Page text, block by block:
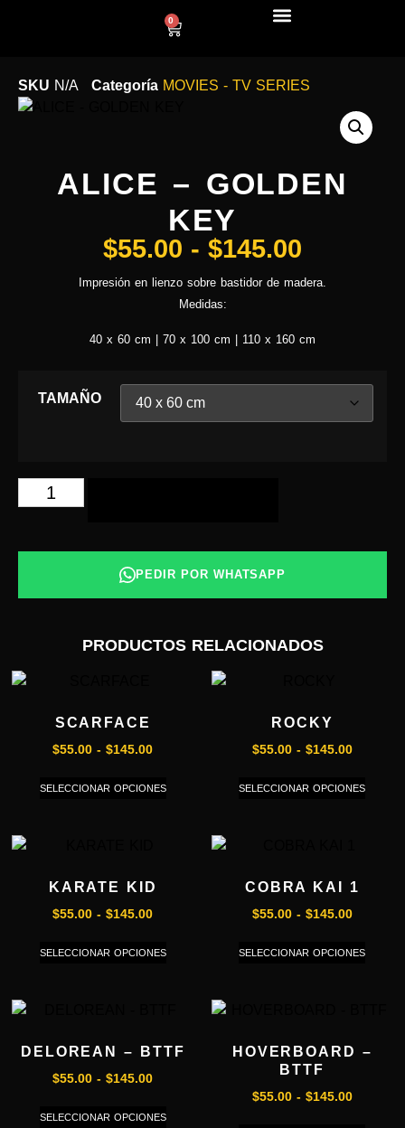
0
SKU N/A Categoría MOVIES - TV SERIES
ALICE – GOLDEN
KEY
$55.00 - $145.00
Impresión en lienzo sobre bastidor de madera.
Medidas:
40 x 60 cm | 70 x 100 cm | 110 x 160 cm
TAMAÑO
PEDIR POR WHATSAPP
PRODUCTOS RELACIONADOS
SCARFACE
$55.00 - $145.00
SELECCIONAR OPCIONES
ROCKY
$55.00 - $145.00
SELECCIONAR OPCIONES
KARATE KID
$55.00 - $145.00
SELECCIONAR OPCIONES
COBRA KAI 1
$55.00 - $145.00
SELECCIONAR OPCIONES
DELOREAN – BTTF
$55.00 - $145.00
SELECCIONAR OPCIONES
HOVERBOARD –
BTTF
$55.00 - $145.00